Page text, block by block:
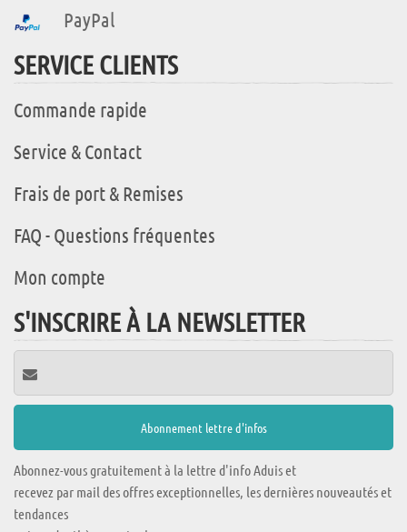
PayPal
SERVICE CLIENTS
Commande rapide
Service & Contact
Frais de port & Remises
FAQ - Questions fréquentes
Mon compte
S'INSCRIRE À LA NEWSLETTER
Abonnez-vous gratuitement à la lettre d'info Aduis et
recevez par mail des offres exceptionnelles, les dernières nouveautés et
tendances